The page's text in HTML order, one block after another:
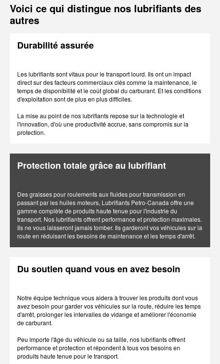
Voici ce qui distingue nos lubrifiants des
autres
Durabilité assurée
Les lubrifiants sont vitaux pour le transport lourd. Ils ont un impact
direct sur des facteurs commerciaux clés comme la maintenance, le
temps de disponibilité et le coût global du carburant. Et les conditions
d'exploitation sont de plus en plus difficiles.
La mise au point de nos lubrifiants repose sur la technologie et
l'innovation, d'où une productivité accrue, sans compromis sur la
protection.
Protection totale grâce au lubrifiant
Des graisses pour roulements aux fluides pour transmission en
passant par les huiles moteurs, Lubrifiants Petro-Canada offre une
gamme complète de produits haute tenue pour l'industrie du
transport. Nos lubrifiants offrent performance et protection maximales.
Ils ne vous laisseront jamais tomber. Ils garderont vos véhicules sur la
route en réduisant les besoins de maintenance et les temps d'arrêt.
Du soutien quand vous en avez besoin
Notre équipe technique vous aidera à trouver les produits dont vous
avez besoin pour garder vos véhicules sur la route, réduire les temps
d'arrêt, prolonger les intervalles de vidange et améliorer l'économie
de carburant.
Peu importe l'âge du véhicule ou sa taille, nos lubrifiants offrent
performance et protection et répondent à tous vos besoins en
produits haute tenue pour le transport.